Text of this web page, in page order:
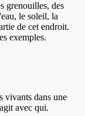
grenouilles, des
le soleil, la
de cet endroit.
exemples.
vivants dans une
avec qui.